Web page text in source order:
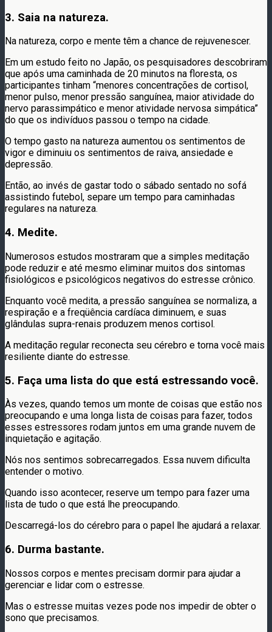
3. Saia na natureza.
Na natureza, corpo e mente têm a chance de rejuvenescer.
Em um estudo feito no Japão, os pesquisadores descobriram
que após uma caminhada de 20 minutos na floresta, os
participantes tinham “menores concentrações de cortisol,
menor pulso, menor pressão sanguínea, maior atividade do
nervo parassimpático e menor atividade nervosa simpática”
do que os indivíduos passou o tempo na cidade.
O tempo gasto na natureza aumentou os sentimentos de
vigor e diminuiu os sentimentos de raiva, ansiedade e
depressão.
Então, ao invés de gastar todo o sábado sentado no sofá
assistindo futebol, separe um tempo para caminhadas
regulares na natureza.
4. Medite.
Numerosos estudos mostraram que a simples meditação
pode reduzir e até mesmo eliminar muitos dos sintomas
fisiológicos e psicológicos negativos do estresse crônico.
Enquanto você medita, a pressão sanguínea se normaliza, a
respiração e a freqüência cardíaca diminuem, e suas
glândulas supra-renais produzem menos cortisol.
A meditação regular reconecta seu cérebro e torna você mais
resiliente diante do estresse.
5. Faça uma lista do que está estressando você.
Às vezes, quando temos um monte de coisas que estão nos
preocupando e uma longa lista de coisas para fazer, todos
esses estressores rodam juntos em uma grande nuvem de
inquietação e agitação.
Nós nos sentimos sobrecarregados. Essa nuvem dificulta
entender o motivo.
Quando isso acontecer, reserve um tempo para fazer uma
lista de tudo o que está lhe preocupando.
Descarregá-los do cérebro para o papel lhe ajudará a relaxar.
6. Durma bastante.
Nossos corpos e mentes precisam dormir para ajudar a
gerenciar e lidar com o estresse.
Mas o estresse muitas vezes pode nos impedir de obter o
sono que precisamos.